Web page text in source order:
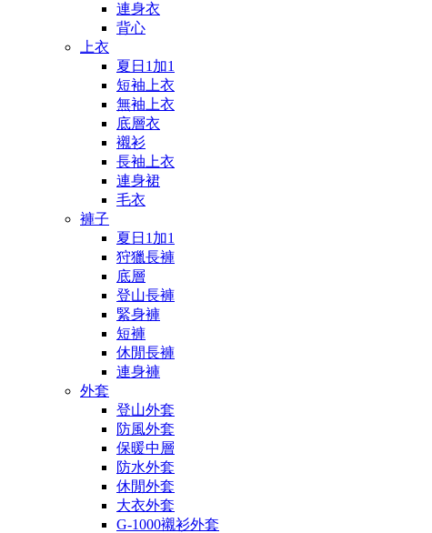
連身衣
背心
上衣
夏日1加1
短袖上衣
無袖上衣
底層衣
襯衫
長袖上衣
連身裙
毛衣
褲子
夏日1加1
狩獵長褲
底層
登山長褲
緊身褲
短褲
休閒長褲
連身褲
外套
登山外套
防風外套
保暖中層
防水外套
休閒外套
大衣外套
G-1000襯衫外套